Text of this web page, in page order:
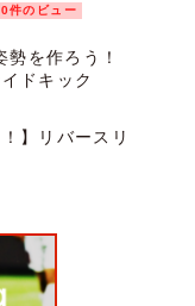
件のビュー
勢を作ろう！
ドキック
】リバースリ